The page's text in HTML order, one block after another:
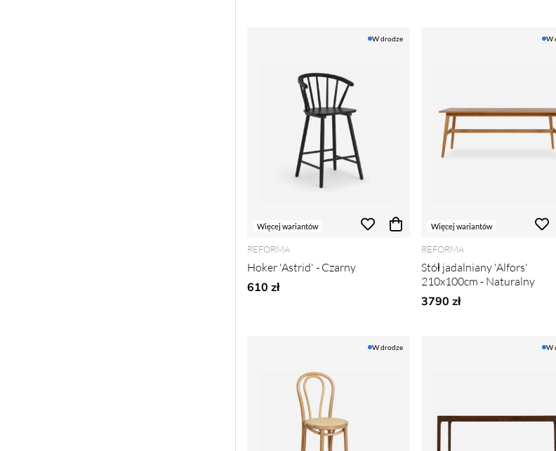
Więcej wariantów
W drodze
REFORMA
Hoker 'Astrid' - Czarny
610 zł
Więcej wariantów
W
REFORMA
Stół jadalniany 'Alfors'
210x100cm - Naturalny
3790 zł
W drodze W